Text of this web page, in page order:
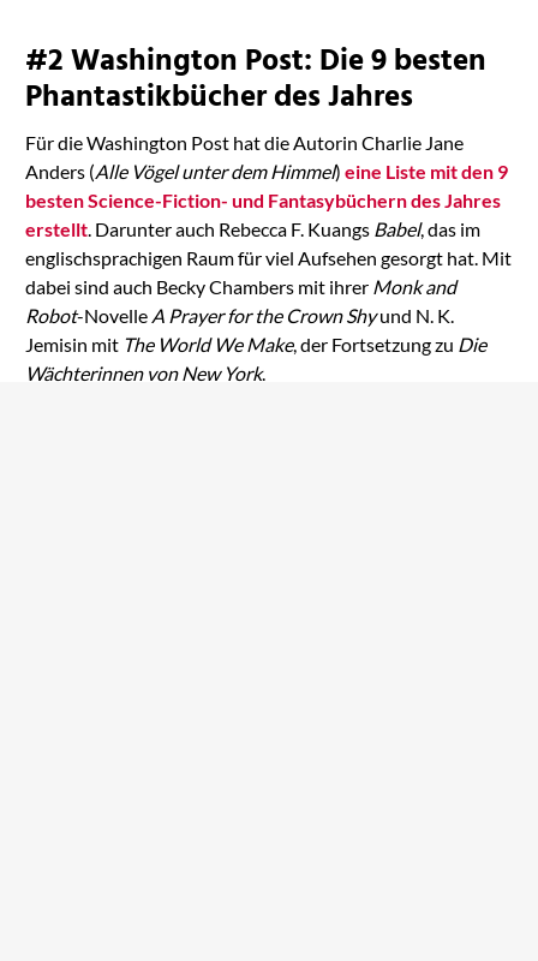
Usercentrics Consent
Management
Platform
#2 Washington Post: Die 9 besten
Phantastikbücher des Jahres
Für die Washington Post hat die Autorin Charlie Jane
Anders (Alle Vögel unter dem Himmel) eine Liste mit den 9
besten Science-Fiction- und Fantasybüchern des Jahres
erstellt. Darunter auch Rebecca F. Kuangs Babel, das im
englischsprachigen Raum für viel Aufsehen gesorgt hat. Mit
dabei sind auch Becky Chambers mit ihrer Monk and
Robot-Novelle A Prayer for the Crown Shyund N. K.
Jemisin mit The World We Make, der Fortsetzung zu Die
Wächterinnen von New York.